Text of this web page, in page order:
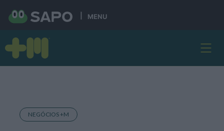
MENU
NEGÓCIOS +M